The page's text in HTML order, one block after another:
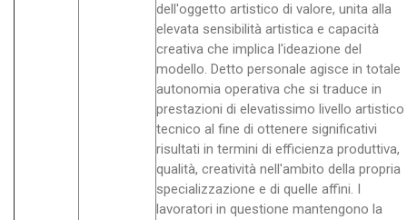
dell'oggetto artistico di valore, unita alla
elevata sensibilità artistica e capacità
creativa che implica l'ideazione del
modello. Detto personale agisce in totale
autonomia operativa che si traduce in
prestazioni di elevatissimo livello artistico
tecnico al fine di ottenere significativi
risultati in termini di efficienza produttiva,
qualità, creatività nell'ambito della propria
specializzazione e di quelle affini. I
lavoratori in questione mantengono la